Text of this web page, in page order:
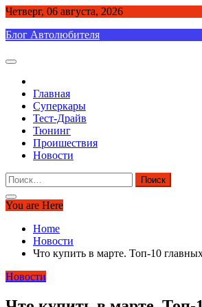
Skip
content
Четверг, 06 августа, 2026
Блог Автолюбителя
Главная
Суперкары
Тест-Драйв
Тюнинг
Проишествия
Новости
Найти:
You are Here
Home
Новости
Что купить в марте. Топ-10
Новости